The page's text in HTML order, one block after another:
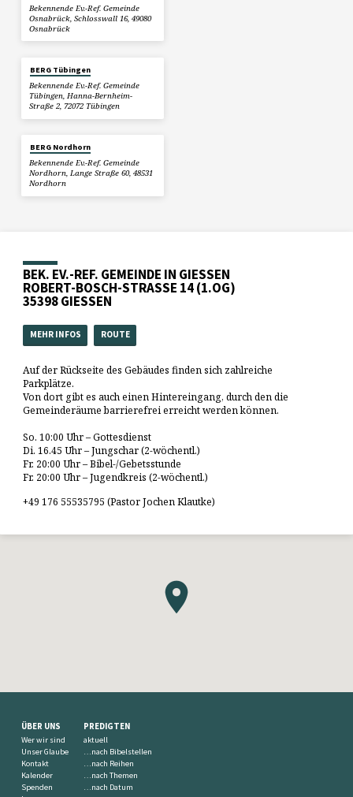
Bekennende Ev.-Ref. Gemeinde
Osnabrück, Schlosswall 16, 49080
Osnabrück
BERG Tübingen
Bekennende Ev.-Ref. Gemeinde
Tübingen, Hanna-Bernheim-
Straße 2, 72072 Tübingen
BERG Nordhorn
Bekennende Ev.-Ref. Gemeinde
Nordhorn, Lange Straße 60, 48531
Nordhorn
BEK. EV.-REF. GEMEINDE IN GIESSEN
ROBERT-BOSCH-STRASSE 14 (1.OG)
35398 GIESSEN
MEHR INFOS ROUTE
Auf der Rückseite des Gebäudes finden sich zahlreiche
Parkplätze.
Von dort gibt es auch einen Hintereingang, durch den die
Gemeinderäume barrierefrei erreicht werden können.
So. 10:00 Uhr – Gottesdienst
Di. 16.45 Uhr – Jungschar (2-wöchentl.)
Fr. 20:00 Uhr – Bibel-/Gebetsstunde
Fr. 20:00 Uhr – Jugendkreis (2-wöchentl.)
+49 176 55535795 (Pastor Jochen Klautke)
ÜBER UNS
Wer wir sind
Unser Glaube
Kontakt
Kalender
Spenden
PREDIGTEN
aktuell
…nach Bibelstellen
…nach Reihen
…nach Themen
…nach Datum